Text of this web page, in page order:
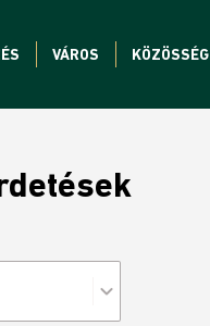
VÁROS KÖZÖSSÉG